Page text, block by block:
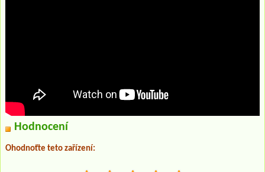
Hodnocení
Ohodnoťte teto zařízení: